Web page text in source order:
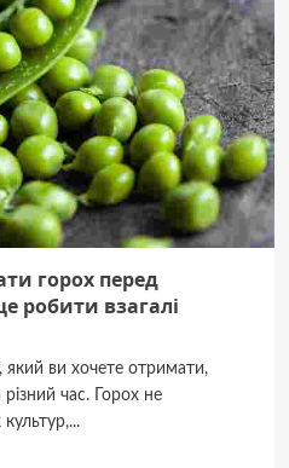
горох перед
робити взагалі
який ви хочете отримати,
час. Горох не